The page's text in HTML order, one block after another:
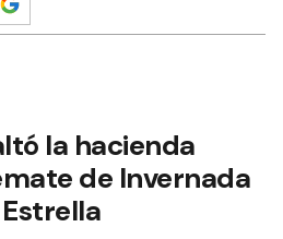
la hacienda
de Invernada